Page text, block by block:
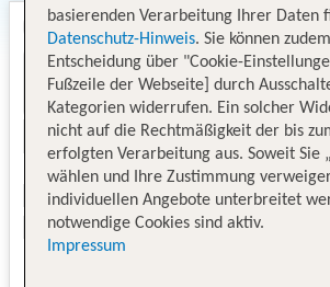
basierenden Verarbeitung Ihrer Daten
Datenschutz-Hinweis. Sie können
Entscheidung über "Cookie-
Fußzeile der Webseite] durch
Kategorien widerrufen. Ein solcher
nicht auf die Rechtmäßigkeit der bis
erfolgten Verarbeitung aus. Soweit Sie
wählen und Ihre Zustimmung
individuellen Angebote unterbreitet
notwendige Cookies sind aktiv.
Impressum